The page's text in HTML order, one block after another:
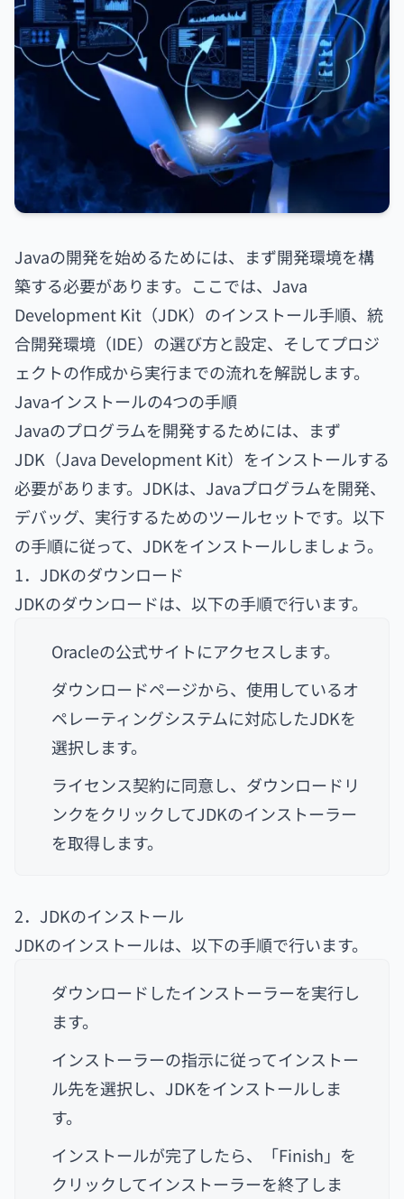
Javaの開発を始めるためには、まず開発環境を構
築する必要があります。ここでは、Java
Development Kit（JDK）のインストール手順、統
合開発環境（IDE）の選び方と設定、そしてプロジ
ェクトの作成から実行までの流れを解説します。
Javaインストールの4つの手順
Javaのプログラムを開発するためには、まず
JDK（Java Development Kit）をインストールする
必要があります。JDKは、Javaプログラムを開発、
デバッグ、実行するためのツールセットです。以下
の手順に従って、JDKをインストールしましょう。
1．JDKのダウンロード
JDKのダウンロードは、以下の手順で行います。
Oracleの公式サイトにアクセスします。
ダウンロードページから、使用しているオ
ペレーティングシステムに対応したJDKを
選択します。
ライセンス契約に同意し、ダウンロードリ
ンクをクリックしてJDKのインストーラー
を取得します。
2．JDKのインストール
JDKのインストールは、以下の手順で行います。
ダウンロードしたインストーラーを実行し
ます。
インストーラーの指示に従ってインストー
ル先を選択し、JDKをインストールしま
す。
インストールが完了したら、「Finish」を
クリックしてインストーラーを終了しま